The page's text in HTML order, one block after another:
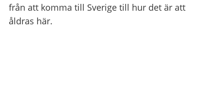
från att komma till Sverige till hur det är att
åldras här.